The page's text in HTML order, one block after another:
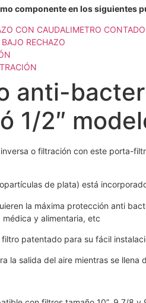
componente en los siguientes
CON CAUDALIMETRO
RECHAZO
anti-
1/2″
o filtración con este porta-
de plata) está
la máxima protección anti
y alimentaria, etc
patentado para su fácil
la salida del aire mientras se